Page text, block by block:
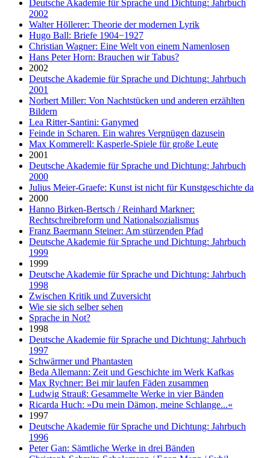
Deutsche Akademie für Sprache und Dichtung: Jahrbuch
2002
Walter Höllerer: Theorie der modernen Lyrik
Hugo Ball: Briefe 1904−1927
Christian Wagner: Eine Welt von einem Namenlosen
Hans Peter Horn: Brauchen wir Tabus?
2002
Deutsche Akademie für Sprache und Dichtung: Jahrbuch
2001
Norbert Miller: Von Nachtstücken und anderen erzählten
Bildern
Lea Ritter-Santini: Ganymed
Feinde in Scharen. Ein wahres Vergnügen dazusein
Max Kommerell: Kasperle-Spiele für große Leute
2001
Deutsche Akademie für Sprache und Dichtung: Jahrbuch
2000
Julius Meier-Graefe: Kunst ist nicht für Kunstgeschichte da
2000
Hanno Birken-Bertsch / Reinhard Markner:
Rechtschreibreform und Nationalsozialismus
Franz Baermann Steiner: Am stürzenden Pfad
Deutsche Akademie für Sprache und Dichtung: Jahrbuch
1999
1999
Deutsche Akademie für Sprache und Dichtung: Jahrbuch
1998
Zwischen Kritik und Zuversicht
Wie sie sich selber sehen
Sprache in Not?
1998
Deutsche Akademie für Sprache und Dichtung: Jahrbuch
1997
Schwärmer und Phantasten
Beda Allemann: Zeit und Geschichte im Werk Kafkas
Max Rychner: Bei mir laufen Fäden zusammen
Ludwig Strauß: Gesammelte Werke in vier Bänden
Ricarda Huch: »Du mein Dämon, meine Schlange...«
1997
Deutsche Akademie für Sprache und Dichtung: Jahrbuch
1996
Peter Gan: Sämtliche Werke in drei Bänden